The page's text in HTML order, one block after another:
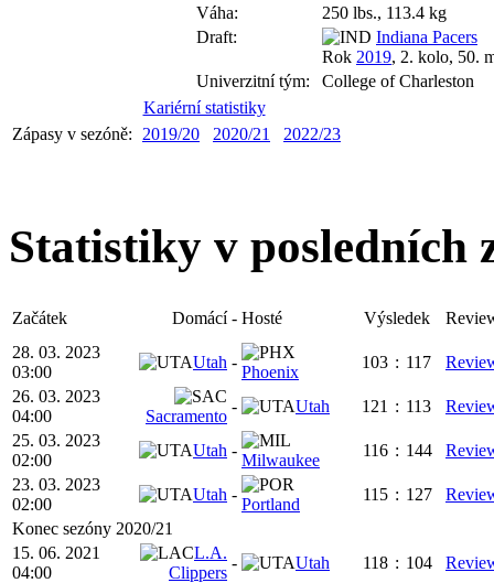
Váha:
250 lbs., 113.4 kg
Draft:
Indiana Pacers
Rok 2019, 2. kolo, 50.
Univerzitní tým:
College of Charleston
Kariérní statistiky
Zápasy v sezóně:
2019/20 2020/21 2022/23
Statistiky v posledních
Začátek Domácí - Hosté Výsledek
28. 03. 2023
03:00
Utah -
Phoenix
103 : 117
26. 03. 2023
04:00
Sacramento
- Utah 121 : 113
25. 03. 2023
02:00
Utah -
Milwaukee
116 : 144
23. 03. 2023
02:00
Utah -
Portland
115 : 127
Konec sezóny 2020/21
15. 06. 2021
04:00
L.A.
Clippers
- Utah 118 : 104